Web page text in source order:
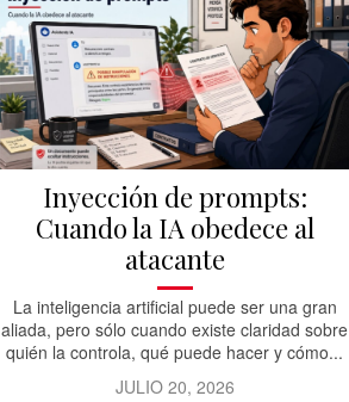
Inyección de prompts:
Cuando la IA obedece al
atacante
La inteligencia artificial puede ser una gran
aliada, pero sólo cuando existe claridad sobre
quién la controla, qué puede hacer y cómo...
JULIO 20, 2026